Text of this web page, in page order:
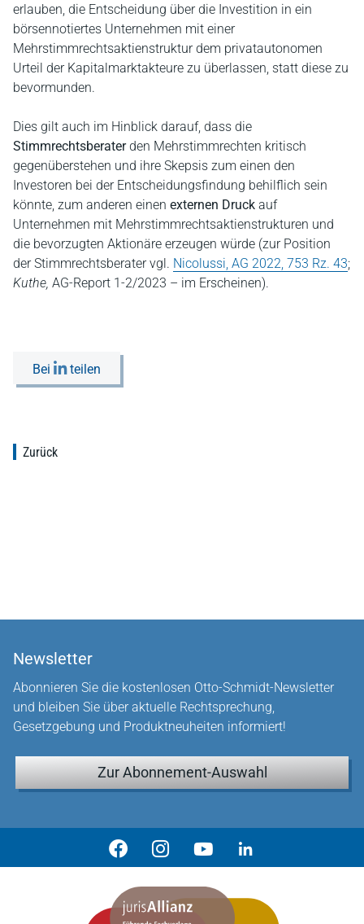
erlauben, die Entscheidung über die Investition in ein
börsennotiertes Unternehmen mit einer
Mehrstimmrechtsaktienstruktur dem privatautonomen
Urteil der Kapitalmarktakteure zu überlassen, statt diese zu
bevormunden.
Dies gilt auch im Hinblick darauf, dass die
Stimmrechtsberaterden Mehrstimmrechten kritisch
gegenüberstehen und ihre Skepsis zum einen den
Investoren bei der Entscheidungsfindung behilflich sein
könnte, zum anderen einen externen Druck auf
Unternehmen mit Mehrstimmrechtsaktienstrukturen und
die bevorzugten Aktionäre erzeugen würde (zur Position
der Stimmrechtsberater vgl. Nicolussi, AG 2022, 753 Rz. 43;
Kuthe, AG-Report 1-2/2023 – im Erscheinen).
Bei teilen
Zurück
Newsletter
Abonnieren Sie die kostenlosen Otto-Schmidt-Newsletter
und bleiben Sie über aktuelle Rechtsprechung,
Gesetzgebung und Produktneuheiten informiert!
Zur Abonnement-Auswahl